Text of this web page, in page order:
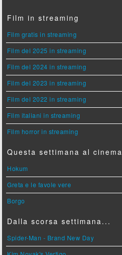
Film in streaming
Film gratis in streaming
Film del 2025 in streaming
Film del 2024 in streaming
Film del 2023 in streaming
Film del 2022 in streaming
Film italiani in streaming
Film horror in streaming
Questa settimana al cinema
Hokum
Greta e le favole vere
Borgo
Dalla scorsa settimana...
Spider-Man - Brand New Day